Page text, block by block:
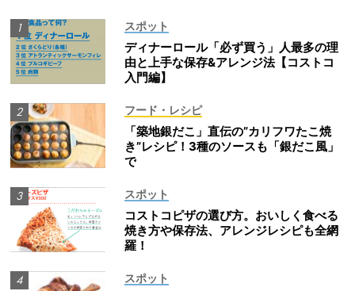
スポット
ディナーロール「必ず買う」人最多の理
由と上手な保存&アレンジ法【コストコ
入門編】
フード・レシピ
「築地銀だこ」直伝の”カリフワたこ焼
き”レシピ！3種のソースも「銀だこ風」
で
スポット
コストコピザの選び方。おいしく食べる
焼き方や保存法、アレンジレシピも全網
羅！
スポット